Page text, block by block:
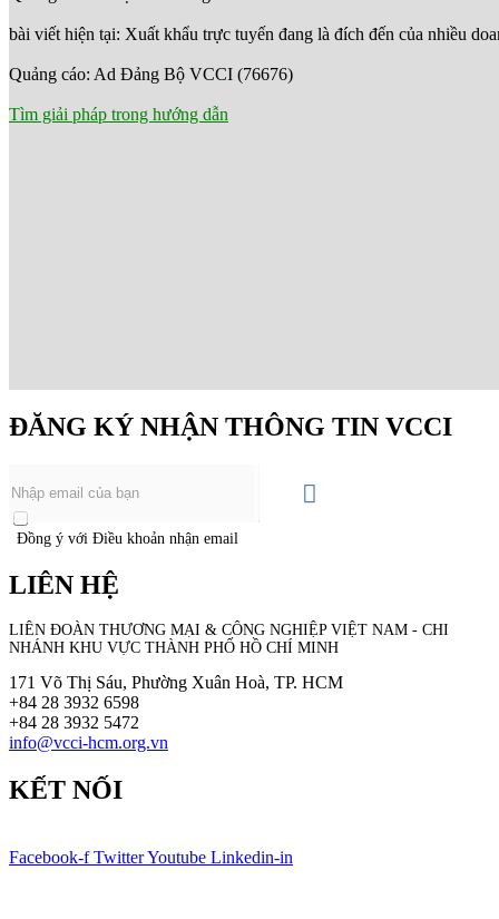
bài viết hiện tại: Xuất khẩu trực tuyến đang là đích đến của nhiều
Quảng cáo: Ad Đảng Bộ VCCI (76676)
Tìm giải pháp trong hướng dẫn
ĐĂNG KÝ NHẬN THÔNG TIN VCCI
Đồng ý với Điều khoản nhận email
LIÊN HỆ
LIÊN ĐOÀN THƯƠNG MẠI & CÔNG NGHIỆPVIỆT NAM - CHI
NHÁNH KHU VỰC THÀNH PHỐ HỒ CHÍ MINH
171 Võ Thị Sáu, Phường Xuân Hoà, TP. HCM
+84 28 3932 6598
+84 28 3932 5472
info@vcci-hcm.org.vn
KẾT NỐI
Facebook-f TwitterYoutube Linkedin-in